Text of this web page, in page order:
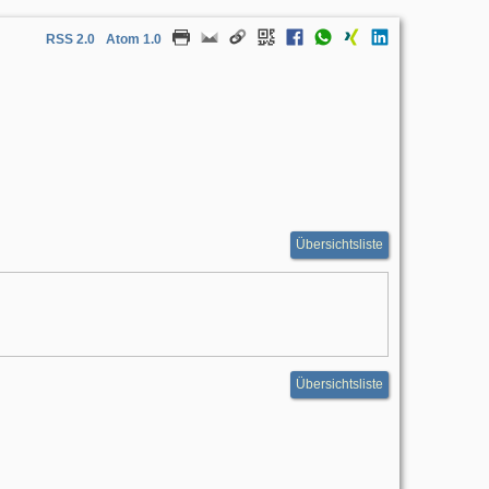
RSS 2.0 Atom 1.0
Übersichtsliste
Übersichtsliste